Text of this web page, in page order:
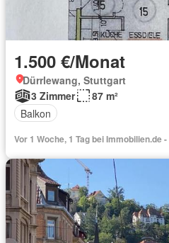
1.500 €/Monat
Dürrlewang, Stuttgart
3 Zimmer
87 m²
Balkon
Vor 1 Woche, 1 Tag bei Immobilien.de